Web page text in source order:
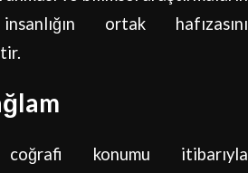
ortak hafızasını
coğrafi konumu itibarıyla